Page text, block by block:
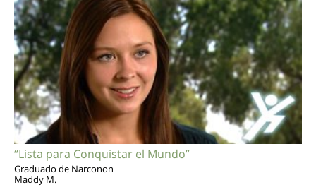
“Lista para Conquistar el Mundo”
Graduado de Narconon
Maddy M.